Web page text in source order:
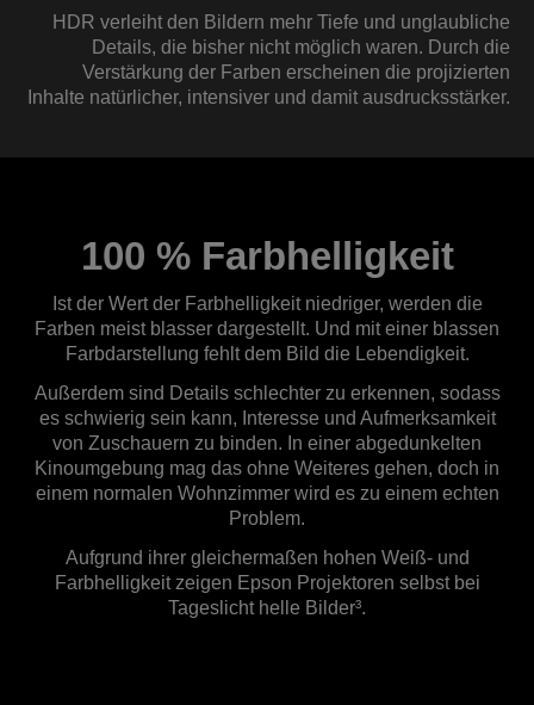
HDR verleiht den Bildern mehr Tiefe und unglaubliche
Details, die bisher nicht möglich waren. Durch die
Verstärkung der Farben erscheinen die projizierten
Inhalte natürlicher, intensiver und damit ausdrucksstärker.
100 % Farbhelligkeit
Ist der Wert der Farbhelligkeit niedriger, werden die
Farben meist blasser dargestellt. Und mit einer blassen
Farbdarstellung fehlt dem Bild die Lebendigkeit.
Außerdem sind Details schlechter zu erkennen, sodass
es schwierig sein kann, Interesse und Aufmerksamkeit
von Zuschauern zu binden. In einer abgedunkelten
Kinoumgebung mag das ohne Weiteres gehen, doch in
einem normalen Wohnzimmer wird es zu einem echten
Problem.
Aufgrund ihrer gleichermaßen hohen Weiß- und
Farbhelligkeit zeigen Epson Projektoren selbst bei
Tageslicht helle Bilder³.